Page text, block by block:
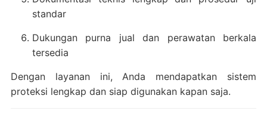
standar
Dukungan purna jual dan perawatan berkala
tersedia
Dengan layanan ini, Anda mendapatkan sistem
proteksi lengkap dan siap digunakan kapan saja.